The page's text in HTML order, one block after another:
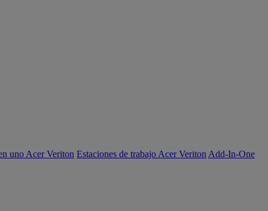
uno Acer Veriton Estaciones de trabajo Acer Veriton Add-In-One